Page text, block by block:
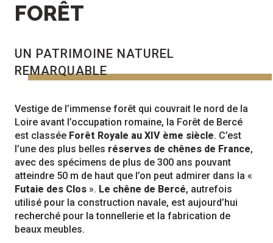
FORÊT
UN PATRIMOINE NATUREL
REMARQUABLE
Vestige de l’immense forêt qui couvrait le nord de la
Loire avant l’occupation romaine, la Forêt de Bercé
est classée Forêt Royale au XIV ème siècle. C’est
l’une des plus belles réserves de chênes de France,
avec des spécimens de plus de 300 ans pouvant
atteindre 50 m de haut que l’on peut admirer dans la «
Futaie des Clos ». Le chêne de Bercé, autrefois
utilisé pour la construction navale, est aujourd’hui
recherché pour la tonnellerie et la fabrication de
beaux meubles.